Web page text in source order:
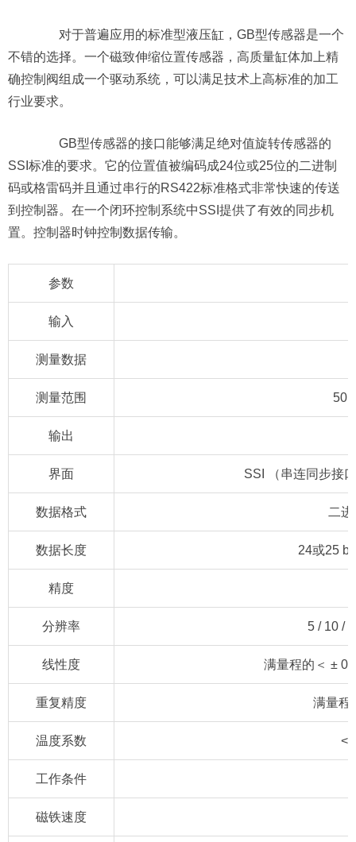
对于普遍应用的标准型液压缸，GB型传感器是一个
不错的选择。一个磁致伸缩位置传感器，高质量缸体加上精
确控制阀组成一个驱动系统，可以满足技术上高标准的加工
行业要求。
GB型传感器的接口能够满足绝对值旋转传感器的
SSI标准的要求。它的位置值被编码成24位或25位的二进制
码或格雷码并且通过串行的RS422标准格式非常快速的传送
到控制器。在一个闭环控制系统中SSI提供了有效的同步机
置。控制器时钟控制数据传输。
参数
输入
测量数据
测量范围 50
输出
界面 SSI （串连同步接
数据格式 二
数据长度 24或25
精度
分辨率 5 / 10 /
线性度 满量程的＜ ±
重复精度 满量程
温度系数
工作条件
磁铁速度